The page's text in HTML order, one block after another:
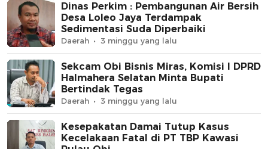
Dinas Perkim : Pembangunan Air Bersih
Desa Loleo Jaya Terdampak
Sedimentasi Suda Diperbaiki
Daerah 3 minggu yang lalu
Sekcam Obi Bisnis Miras, Komisi I DPRD
Halmahera Selatan Minta Bupati
Bertindak Tegas
Daerah 3 minggu yang lalu
Kesepakatan Damai Tutup Kasus
Kecelakaan Fatal di PT TBP Kawasi